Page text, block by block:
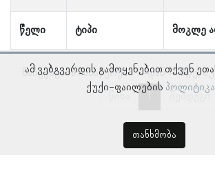
წელი ტიპი მოკლე
ნაჩვენებია ჩანაწერები 1–დან 1–მდე,
წინა
შემდეგი
ამ ვებგვერდის გამოყენებით თქვენ
ქუქი-ფაილების
თანხმობა